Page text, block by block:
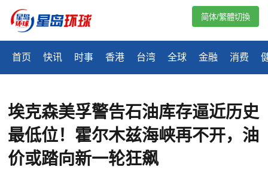
首页 快讯 时事 香港 台湾 全球 金融 消费
简体/繁體切換
埃克森美孚警告石油库存逼近历史
最低位！霍尔木兹海峡再不开，油
价或踏向新一轮狂飙